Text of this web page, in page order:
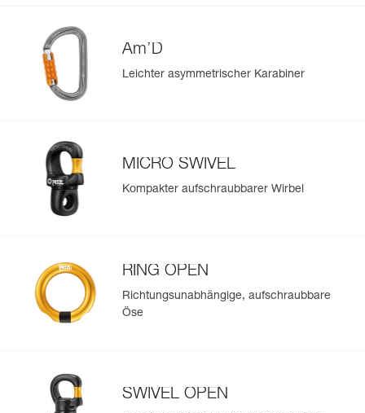
Am’D
Leichter asymmetrischer Karabiner
MICRO SWIVEL
Kompakter aufschraubbarer Wirbel
RING OPEN
Richtungsunabhängige, aufschraubbare
Öse
SWIVEL OPEN